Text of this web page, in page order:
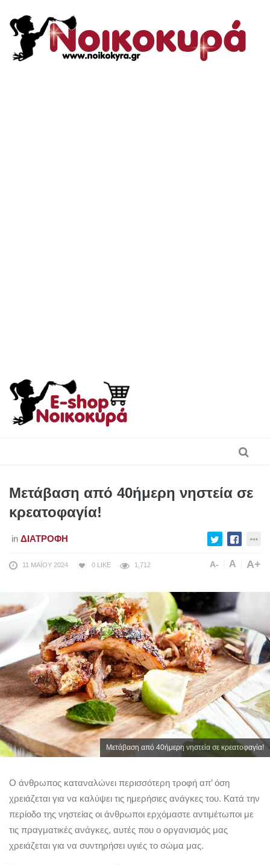
Μετάβαση από 40ήμερη νηστεία σε
κρεατοφαγία!
in ΔΙΑΤΡΟΦΉ
11 ΜΑΪ́ΟΥ 2024 0 LIKE 1,712 A- A A+
Μετάβαση από 40ήμερη νηστεία σε κρεατοφαγία!
Ο άνθρωπος καταναλώνει περισσότερη τροφή απ’ όση
χρειάζεται για να καλύψει τις ημερήσιες ανάγκες του. Κατά την
περίοδο της νηστείας οι άνθρωποι ερχόμαστε αντιμέτωποι με
τις πραγματικές ανάγκες, αυτές που ο οργανισμός μας
χρειάζεται για να συντηρήσει υγιές το σώμα μας.